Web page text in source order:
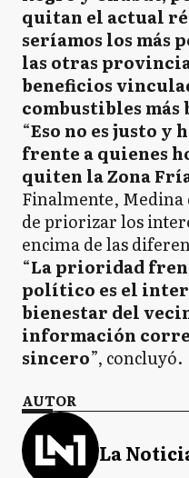
quitan el actual
seríamos los más
las otras
beneficios
combustibles más
“Eso no es justo y
frente a quienes
quiten la Zona
Finalmente, Medina
de priorizar los
encima de las
“La prioridad
político es el
bienestar del
información
sincero”, concluyó.
AUTOR
La